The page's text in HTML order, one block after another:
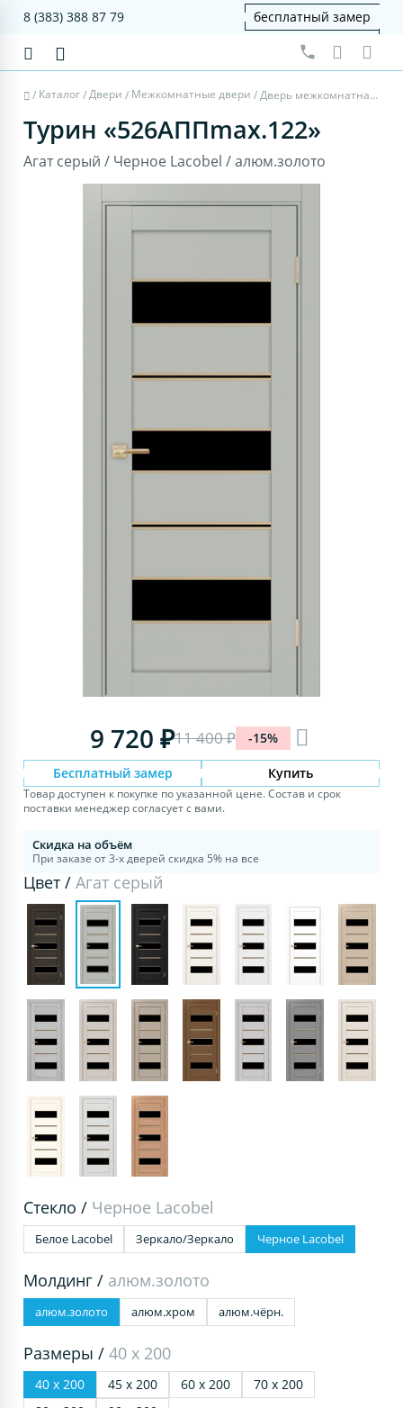
8 (383) 388 87 79 бесплатный замер
/ Каталог/Двери / Межкомнатные двери / Дверь межкомнатная Турин 526АППmax.122 - агат серый, черное lacobel, алюм.золото
Турин «526АППmax.122»
Агат серый / Черное Lacobel / алюм.золото
9 720 ₽11 400 ₽ -15%
Бесплатный замер Купить
Товар доступен к покупке по указанной цене. Состав и срок
поставки менеджер согласует с вами.
Скидка на объём
При заказе от 3-х дверей скидка 5% на все
Цвет /Агат серый
Стекло / Черное Lacobel
Белое Lacobel Зеркало/Зеркало Черное Lacobel
Молдинг / алюм.золото
алюм.золото алюм.хром алюм.чёрн.
Размеры /40 х 200
40 х 200 45 х 200 60 х 200
70 х 200